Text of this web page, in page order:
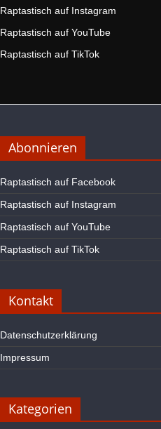
Raptastisch auf Instagram
Raptastisch auf YouTube
Raptastisch auf TikTok
Abonnieren
Raptastisch auf Facebook
Raptastisch auf Instagram
Raptastisch auf YouTube
Raptastisch auf TikTok
Kontakt
Datenschutzerklärung
Impressum
Kategorien